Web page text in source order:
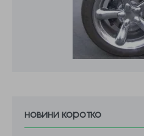
новини коротко